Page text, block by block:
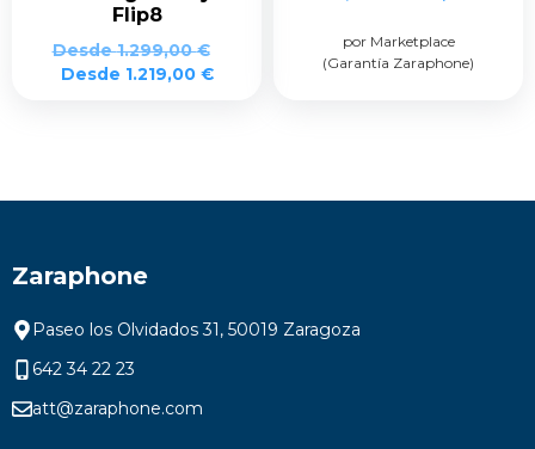
Flip8
Desde1.299,00€
Desde 1.219,00 €
original
era:
por Marketplace
(Garantía Zaraphone)
Zaraphone
Paseo los Olvidados 31, 50019 Zaragoza
642 34 22 23
att@zaraphone.com